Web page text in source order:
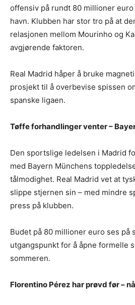
offensiv på rundt 80 millioner
havn. Klubben har stor tro på at
relasjonen mellom Mourinho og
avgjørende faktoren.
Real Madrid håper å bruke
prosjekt til å overbevise spissen
spanske ligaen.
Tøffe forhandlinger venter –
Den sportslige ledelsen i Madrid
med Bayern Münchens
tålmodighet. Real Madrid vet at
slippe stjernen sin – med mindre
press på klubben.
Budet på 80 millioner euro ses på
utgangspunkt for å åpne formelle
sommeren.
Florentino Pérez har prøvd før –